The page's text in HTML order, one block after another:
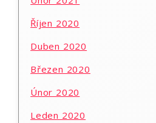
Říjen 2020
Duben 2020
Březen 2020
Únor 2020
Leden 2020